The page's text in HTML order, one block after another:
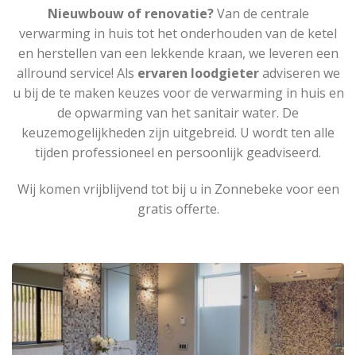
Nieuwbouw of renovatie?Van de centrale
verwarming in huis tot het onderhouden van de ketel
en herstellen van een lekkende kraan, we leveren een
allround service! Als ervaren loodgieteradviseren we
u bij de te maken keuzes voor de verwarming in huis en
de opwarming van het sanitair water. De
keuzemogelijkheden zijn uitgebreid. U wordt ten alle
tijden professioneel en persoonlijk geadviseerd.
Wij komen vrijblijvend tot bij u in Zonnebeke voor een
gratis offerte.